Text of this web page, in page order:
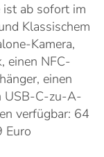
ab sofort im
Klassischem
Kamera,
einen NFC-
einen
USB-C-zu-A-
verfügbar: 64
Euro